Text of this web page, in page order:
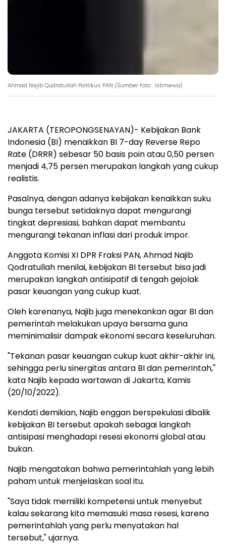
Ahmad Najib Qudratullah Politikus PAN (Sumber foto : Istimewa)
JAKARTA (TEROPONGSENAYAN)- Kebijakan Bank
Indonesia (BI) menaikkan BI 7-day Reverse Repo
Rate (DRRR) sebesar 50 basis poin atau 0,50 persen
menjadi 4,75 persen merupakan langkah yang cukup
realistis.
Pasalnya, dengan adanya kebijakan kenaikkan suku
bunga tersebut setidaknya dapat mengurangi
tingkat depresiasi, bahkan dapat membantu
mengurangi tekanan inflasi dari produk impor.
Anggota Komisi XI DPR Fraksi PAN, Ahmad Najib
Qodratullah menilai, kebijakan BI tersebut bisa jadi
merupakan langkah antisipatif di tengah gejolak
pasar keuangan yang cukup kuat.
Oleh karenanya, Najib juga menekankan agar BI dan
pemerintah melakukan upaya bersama guna
meminimalisir dampak ekonomi secara keseluruhan.
"Tekanan pasar keuangan cukup kuat akhir-akhir ini,
sehingga perlu sinergitas antara BI dan pemerintah,"
kata Najib kepada wartawan di Jakarta, Kamis
(20/10/2022).
Kendati demikian, Najib enggan berspekulasi dibalik
kebijakan BI tersebut apakah sebagai langkah
antisipasi menghadapi resesi ekonomi global atau
bukan.
Najib mengatakan bahwa pemerintahlah yang lebih
paham untuk menjelaskan soal itu.
"Saya tidak memiliki kompetensi untuk menyebut
kalau sekarang kita memasuki masa resesi, karena
pemerintahlah yang perlu menyatakan hal
tersebut," ujarnya.